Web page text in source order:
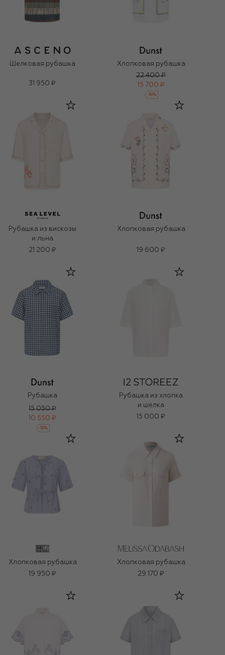
Шелковая рубашка
31 950 ₽
Хлопковая рубашка
22 400 ₽
15 700 ₽
-30%
Рубашка из вискозы
и льна
21 200 ₽
Хлопковая рубашка
19 600 ₽
Рубашка
15 050 ₽
10 550 ₽
-30%
Рубашка из хлопка
и шелка
15 000 ₽
Хлопковая рубашка
19 950 ₽
Хлопковая рубашка
29 170 ₽